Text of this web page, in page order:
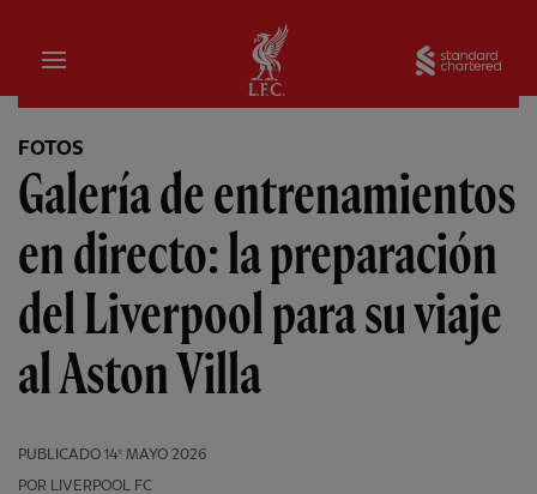
Hogar
FOTOS
Galería de entrenamientos
en directo: la preparación
del Liverpool para su viaje
al Aston Villa
PUBLICADO 14º MAYO 2026
POR LIVERPOOL FC